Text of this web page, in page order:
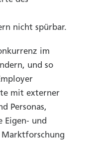
nicht spürbar.
im
und so
mit externer
Personas,
Eigen- und